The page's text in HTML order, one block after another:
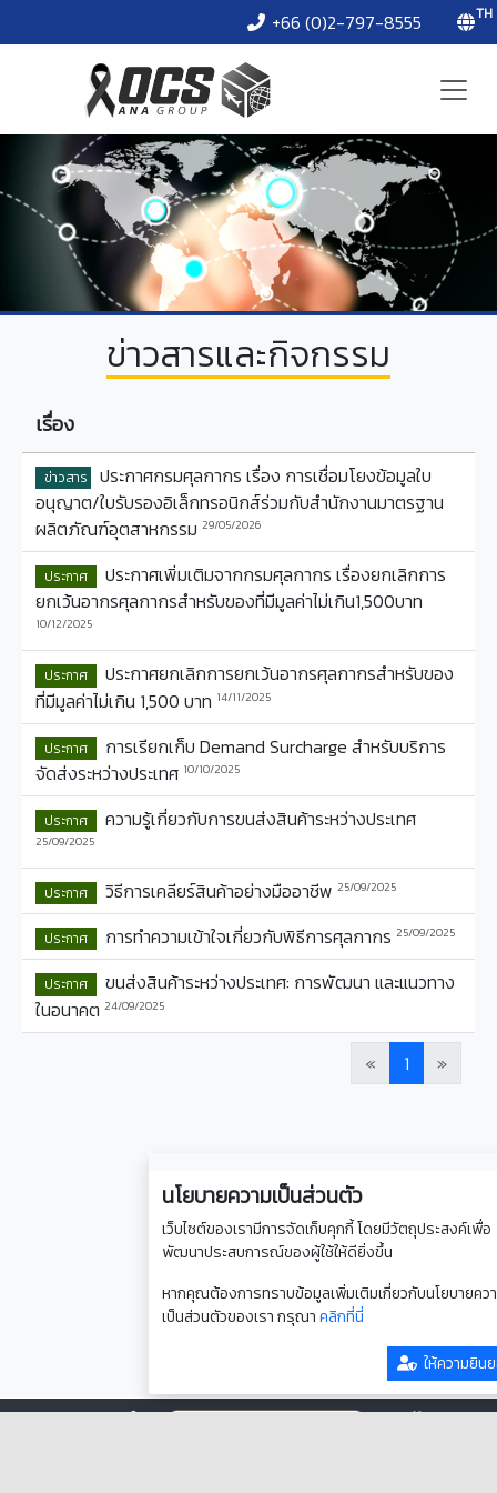
+66 (0)2-797-8555 TH
ข่าวสารและกิจกรรม
เรื่อง
ข่าวสาร
ประกาศกรมศุลกากร เรื่อง การเชื่อมโยงข้อมูลใบ
อนุญาต/ใบรับรองอิเล็กทรอนิกส์ร่วมกับสำนักงานมาตรฐาน
ผลิตภัณฑ์อุตสาหกรรม 29/05/2026
ประกาศ
ประกาศเพิ่มเติมจากกรมศุลกากร เรื่องยกเลิกการ
ยกเว้นอากรศุลกากรสำหรับของที่มีมูลค่าไม่เกิน1,500บาท
10/12/2025
ประกาศ
ประกาศยกเลิกการยกเว้นอากรศุลกากรสำหรับของ
ที่มีมูลค่าไม่เกิน 1,500 บาท 14/11/2025
ประกาศ
การเรียกเก็บ Demand Surcharge สำหรับบริการ
จัดส่งระหว่างประเทศ 10/10/2025
ประกาศ ความรู้เกี่ยวกับการขนส่งสินค้าระหว่างประเทศ
25/09/2025
ประกาศ วิธีการเคลียร์สินค้าอย่างมืออาชีพ 25/09/2025
ประกาศ การทำความเข้าใจเกี่ยวกับพิธีการศุลกากร 25/09/2025
ประกาศ
ขนส่งสินค้าระหว่างประเทศ: การพัฒนา และแนวทาง
ในอนาคต 24/09/2025
« 1 »
นโยบายความเป็นส่วนตัว
เว็บไซต์ของเรามีการจัดเก็บคุกกี้ โดยมีวัตถุประสงค์เพื่อ
พัฒนาประสบการณ์ของผู้ใช้ให้ดียิ่งขึ้น
หากคุณต้องการทราบข้อมูลเพิ่มเติมเกี่ยวกับนโยบายคว
เป็นส่วนตัวของเรา กรุณาคลิกที่นี่
ให้ความยิน